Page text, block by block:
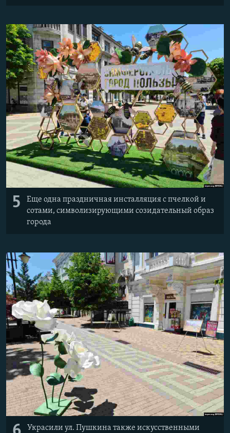
5
Еще одна праздничная инсталляция с пчелкой и
сотами, символизирующими созидательный образ
города
Украсили ул. Пушкина также искусственными